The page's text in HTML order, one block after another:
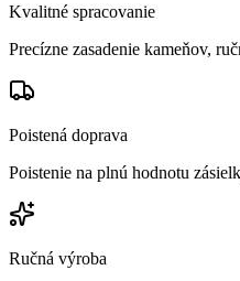
Kvalitné spracovanie
Precízne zasadenie kameňov,
Poistená doprava
Poistenie na plnú hodnotu
Ručná výroba